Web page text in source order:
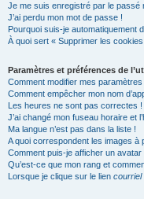
Je me suis enregistré par le passé
J’ai perdu mon mot de passe !
Pourquoi suis-je automatiquement
À quoi sert « Supprimer les
Paramètres et préférences de
Comment modifier mes paramètres
Comment empêcher mon nom
Les heures ne sont pas correctes !
J’ai changé mon fuseau horaire et
Ma langue n’est pas dans la liste !
A quoi correspondent les images à
Comment puis-je afficher un avatar
Qu’est-ce que mon rang et
Lorsque je clique sur le lien courriel